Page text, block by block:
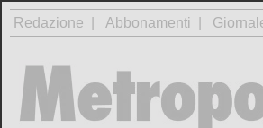
Redazione Abbonamenti